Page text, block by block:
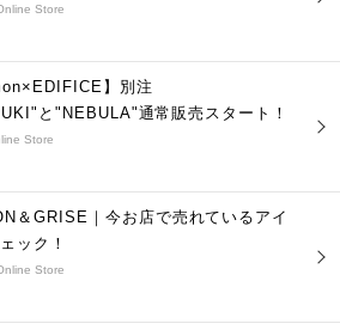
Store
】別注
と"NEBULA"通常販売スタート！
Store
＆GRISE｜今お店で売れているアイ
ック！
Store